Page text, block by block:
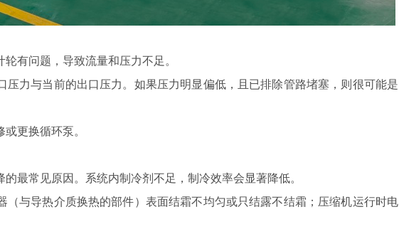
有问题，导致流量和压力不足。
力与当前的出口压力。如果压力明显偏低，且已排除管路堵塞，则很可能是
更换循环泵。
最常见原因。系统内制冷剂不足，制冷效率会显著降低。
与导热介质换热的部件）表面结霜不均匀或只结露不结霜；压缩机运行时电